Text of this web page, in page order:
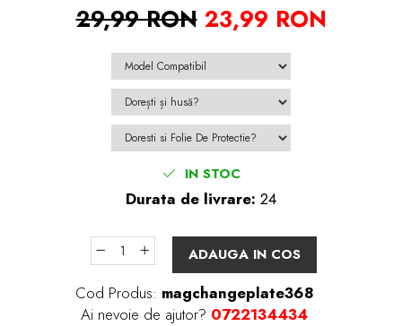
29,99 RON 23,99 RON
IN STOC
Durata de livrare: 24
ADAUGA IN COS
Cod Produs: magchangeplate368
Ai nevoie de ajutor? 0722134434